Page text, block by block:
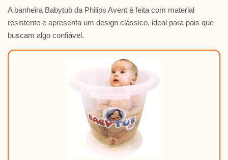
A banheira Babytub da Philips Avent é feita com material
resistente e apresenta um design clássico, ideal para pais que
buscam algo confiável.